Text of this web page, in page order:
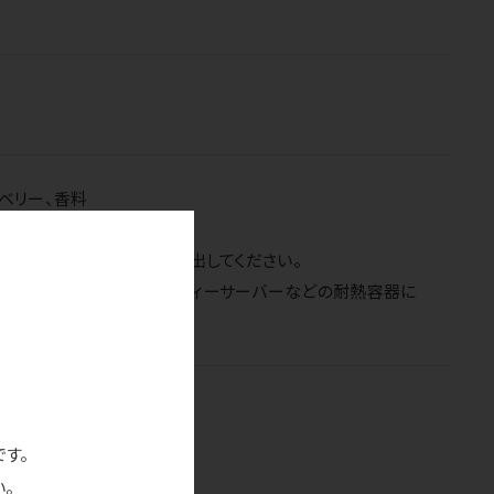
。
リー、香料
、冷蔵庫で1～2時間抽出してください。
から氷を多めに入れたティーサーバーなどの耐熱容器に